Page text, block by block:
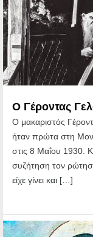
Ο Γέροντας
Ο μακαριστός
ήταν πρώτα στη
στις 8 Μαΐου 1930.
συζήτηση τον
είχε γίνει και […]